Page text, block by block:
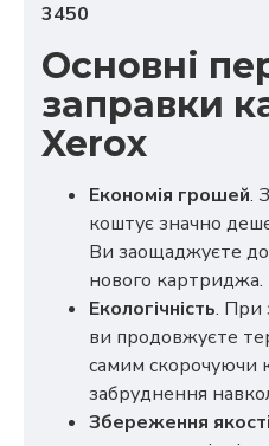
3450
Основні
заправки
Xerox
Економія грошей.
коштує значно
Ви заощаджуєте
нового картриджа.
Екологічність. При
ви продовжуєте
самим скорочуючи
забруднення
Збереження